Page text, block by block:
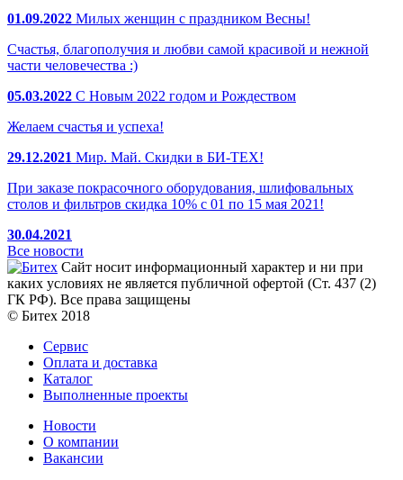
01.09.2022 Милых женщин с праздником Весны!
Счастья, благополучия и любви самой красивой и нежной
части человечества :)
05.03.2022 С Новым 2022 годом и Рождеством
Желаем счастья и успеха!
29.12.2021 Мир. Май. Скидки в БИ-ТЕХ!
При заказе покрасочного оборудования, шлифовальных
столов и фильтров скидка 10% с 01 по 15 мая 2021!
30.04.2021
Все новости
Сайт носит информационный характер и ни при
каких условиях не является публичной офертой (Ст. 437 (2)
ГК РФ). Все права защищены
© Битех 2018
Сервис
Оплата и доставка
Каталог
Выполненные проекты
Новости
О компании
Вакансии